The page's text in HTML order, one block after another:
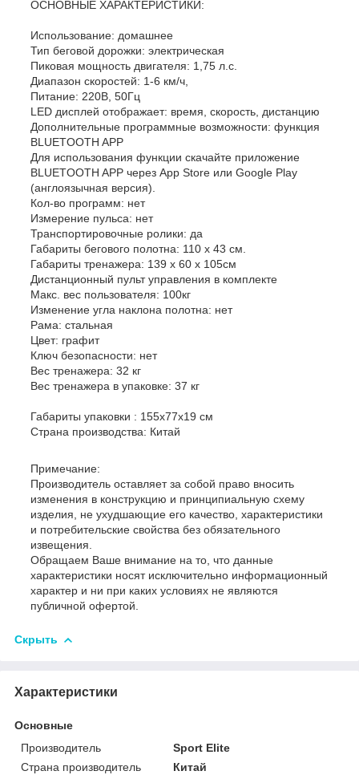
ОСНОВНЫЕ ХАРАКТЕРИСТИКИ:
Использование: домашнее
Тип беговой дорожки: электрическая
Пиковая мощность двигателя: 1,75 л.с.
Диапазон скоростей: 1-6 км/ч,
Питание: 220В, 50Гц
LED дисплей отображает: время, скорость, дистанцию
Дополнительные программные возможности: функция
BLUETOOTH APP
Для использования функции скачайте приложение
BLUETOOTH APP через App Store или Google Play
(англоязычная версия).
Кол-во программ: нет
Измерение пульса: нет
Транспортировочные ролики: да
Габариты бегового полотна: 110 х 43 см.
Габариты тренажера: 139 х 60 х 105см
Дистанционный пульт управления в комплекте
Макс. вес пользователя: 100кг
Изменение угла наклона полотна: нет
Рама: стальная
Цвет: графит
Ключ безопасности: нет
Вес тренажера: 32 кг
Вес тренажера в упаковке: 37 кг
Габариты упаковки : 155х77х19 см
Страна производства: Китай
Примечание:
Производитель оставляет за собой право вносить
изменения в конструкцию и принципиальную схему
изделия, не ухудшающие его качество, характеристики
и потребительские свойства без обязательного
извещения.
Обращаем Ваше внимание на то, что данные
характеристики носят исключительно информационный
характер и ни при каких условиях не являются
публичной офертой.
Скрыть
Характеристики
Основные
Производитель
Sport Elite
Страна производитель
Китай